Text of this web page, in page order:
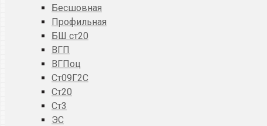
Бесшовная
Профильная
БШ ст20
ВГП
ВГПоц
Ст09Г2С
Ст20
Ст3
ЭС